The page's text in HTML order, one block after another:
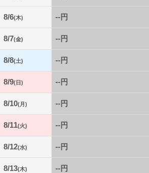
8/6(木) --円
8/7(金) --円
8/8(土) --円
8/9(日) --円
8/10(月) --円
8/11(火) --円
8/12(水) --円
8/13(木) --円